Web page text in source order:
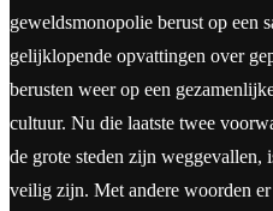
geweldsmonopolie berust op een
gelijklopende opvattingen over
berusten weer op een
cultuur. Nu die laatste twee
de grote steden zijn weggevallen,
veilig zijn. Met andere woorden